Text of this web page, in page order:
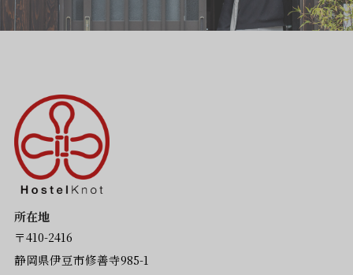
所在地
〒410-2416
静岡県伊豆市修善寺985-1